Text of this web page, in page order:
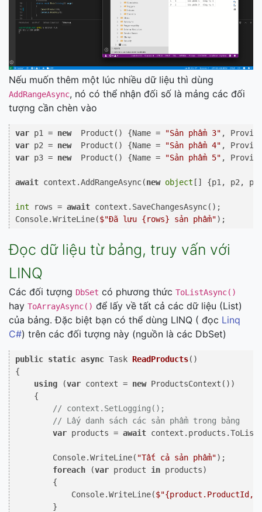
Nếu muốn thêm một lúc nhiều dữ liệu thì dùng
AddRangeAsync, nó có thể nhận đối số là mảng các đối
tượng cần chèn vào
var p1 = new
  Product() {Name =
"Sản phẩm 3" ,
var p2 = new
  Product() {Name =
"Sản phẩm 4" ,
var p3 = new
  Product() {Name =
"Sản phẩm 5" ,
await context.AddRangeAsync(new object [] {p1, p2,
int rows = await context.SaveChangesAsync();
Console.WriteLine($"Đã lưu {rows} sản phẩm"
Đọc dữ liệu từ bảng, truy vấn với
LINQ
Các đối tượng DbSet có phương thức ToListAsync()
hay ToArrayAsync() để lấy về tất cả các dữ liệu (List)
của bảng. Đặc biệt bạn có thể dùng LINQ ( đọc Linq
C#) trên các đối tượng này (nguồn là các DbSet)
public static async Task ReadProducts()
{
using (var context = new ProductsContext())
    {
// context.SetLogging();
// Lấy danh sách các sản phẩm trong bảng
var products = await
        Console.WriteLine(
"Tất cả sản phẩm");
foreach (var product in products)
        {
            Console.WriteLine(
$"{product.ProductId,
        }